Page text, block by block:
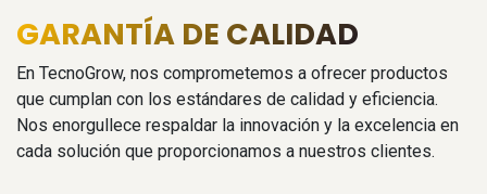
GARANTÍA DE CALIDAD
En TecnoGrow, nos comprometemos a ofrecer productos
que cumplan con los estándares de calidad y eficiencia.
Nos enorgullece respaldar la innovación y la excelencia en
cada solución que proporcionamos a nuestros clientes.